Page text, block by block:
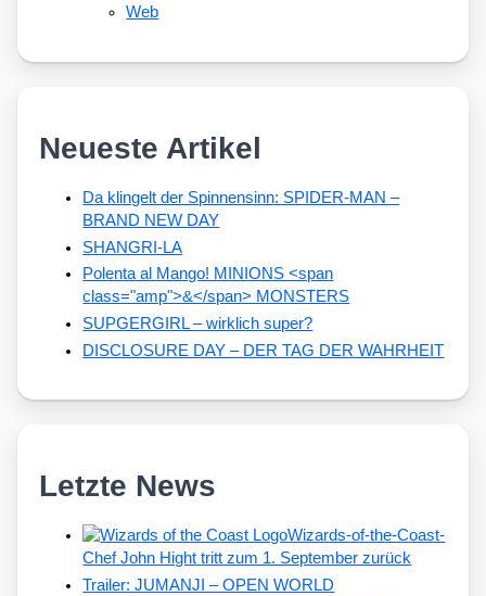
Web
Neueste Artikel
Da klingelt der Spinnensinn: SPIDER-MAN –
BRAND NEW DAY
SHANGRI-LA
Polenta al Mango! MINIONS <span
class="amp">&</span> MONSTERS
SUPGERGIRL – wirklich super?
DISCLOSURE DAY – DER TAG DER WAHRHEIT
Letzte News
Wizards-of-the-Coast-
Chef John Hight tritt zum 1. September zurück
Trailer: JUMANJI – OPEN WORLD